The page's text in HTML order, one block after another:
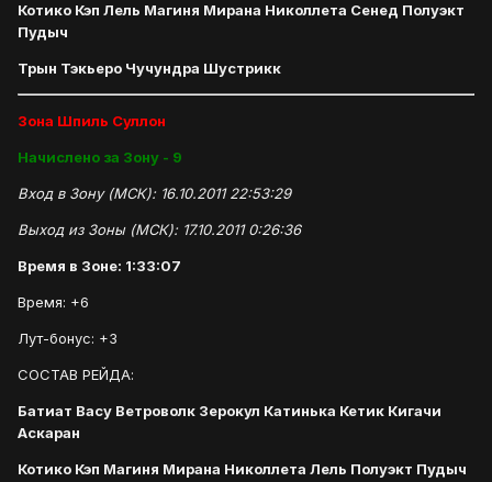
Котико Кэп Лель Магиня Мирана Николлета Сенед Полуэкт
Пудыч
Трын Тэкьеро Чучундра Шустрикк
Зона Шпиль Суллон
Начислено за Зону - 9
Вход в Зону (МСК): 16.10.2011 22:53:29
Выход из Зоны (МСК): 17.10.2011 0:26:36
Время в Зоне: 1:33:07
Время: +6
Лут-бонус: +3
СОСТАВ РЕЙДА:
Батиат Васу Ветроволк Зерокул Катинька Кетик Кигачи
Аскаран
Котико Кэп Магиня Мирана Николлета Лель Полуэкт Пудыч